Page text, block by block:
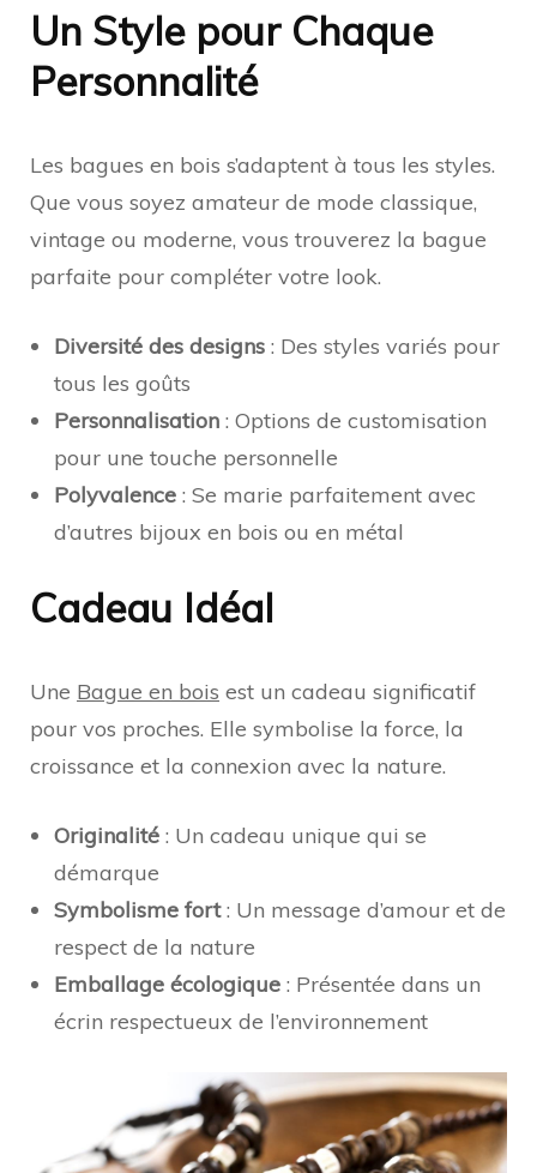
Un Style pour Chaque
Personnalité
Les bagues en bois s’adaptent à tous les styles.
Que vous soyez amateur de mode classique,
vintage ou moderne, vous trouverez la bague
parfaite pour compléter votre look.
Diversité des designs : Des styles variés pour
tous les goûts
Personnalisation : Options de customisation
pour une touche personnelle
Polyvalence : Se marie parfaitement avec
d’autres bijoux en bois ou en métal
Cadeau Idéal
Une Bague en bois est un cadeau significatif
pour vos proches. Elle symbolise la force, la
croissance et la connexion avec la nature.
Originalité : Un cadeau unique qui se
démarque
Symbolisme fort: Un message d’amour et de
respect de la nature
Emballage écologique : Présentée dans un
écrin respectueux de l’environnement